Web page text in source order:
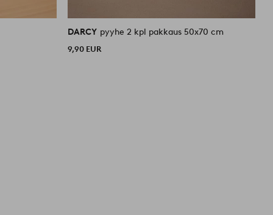
DARCY pyyhe 2 kpl pakkaus 50x70 cm
9,90 EUR